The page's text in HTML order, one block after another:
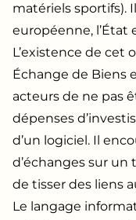
matériels sportifs).
européenne, l’État
L’existence de cet
Échange de Biens
acteurs de ne pas
dépenses
d’un logiciel. Il
d’échanges sur
de tisser des liens
Le langage